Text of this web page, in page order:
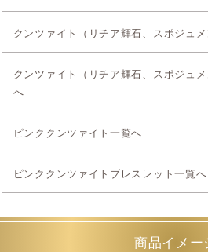
クンツァイト（リチア輝石、スポジュ
クンツァイト（リチア輝石、スポジュ
へ
ピンククンツァイト一覧へ
ピンククンツァイトブレスレット一覧へ
商品イメー